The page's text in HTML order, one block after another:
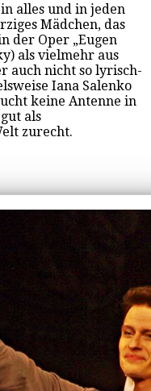
alles und in jeden
Mädchen, das
der Oper „Eugen
als vielmehr aus
auch nicht so lyrisch-
Iana Salenko
keine Antenne in
als
zurecht.